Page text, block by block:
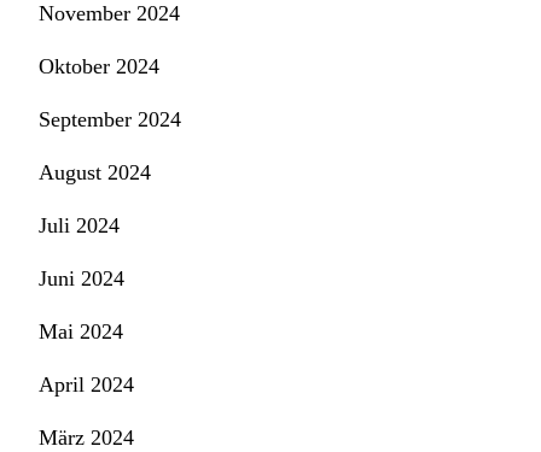
November 2024
Oktober 2024
September 2024
August 2024
Juli 2024
Juni 2024
Mai 2024
April 2024
März 2024